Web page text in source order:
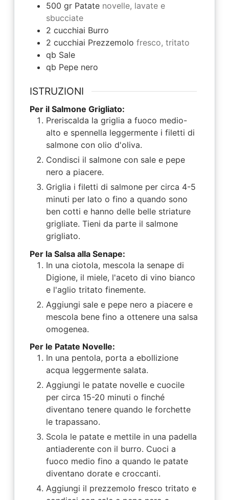
500 gr Patate novelle, lavate e
sbucciate
2 cucchiai Burro
2 cucchiai Prezzemolo fresco, tritato
qb Sale
qb Pepe nero
ISTRUZIONI
Per il Salmone Grigliato:
Preriscalda la griglia a fuoco medio-
alto e spennella leggermente i filetti di
salmone con olio d'oliva.
Condisci il salmone con sale e pepe
nero a piacere.
Griglia i filetti di salmone per circa 4-5
minuti per lato o fino a quando sono
ben cotti e hanno delle belle striature
grigliate. Tieni da parte il salmone
grigliato.
Per la Salsa alla Senape:
In una ciotola, mescola la senape di
Digione, il miele, l'aceto di vino bianco
e l'aglio tritato finemente.
Aggiungi sale e pepe nero a piacere e
mescola bene fino a ottenere una salsa
omogenea.
Per le Patate Novelle:
In una pentola, porta a ebollizione
acqua leggermente salata.
Aggiungi le patate novelle e cuocile
per circa 15-20 minuti o finché
diventano tenere quando le forchette
le trapassano.
Scola le patate e mettile in una padella
antiaderente con il burro. Cuoci a
fuoco medio fino a quando le patate
diventano dorate e croccanti.
Aggiungi il prezzemolo fresco tritato e